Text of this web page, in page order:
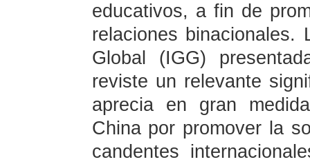
educativos, a fin de
relaciones binacionales.
Global (IGG)
reviste un relevante
aprecia en gran
China por promover la
candentes